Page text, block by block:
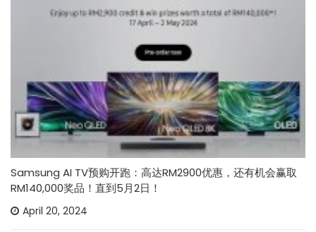
Samsung AI TV预购开跑：高达RM2900优惠，还有机会赢取
RM140,000奖品！直到5月2日！
April 20, 2024